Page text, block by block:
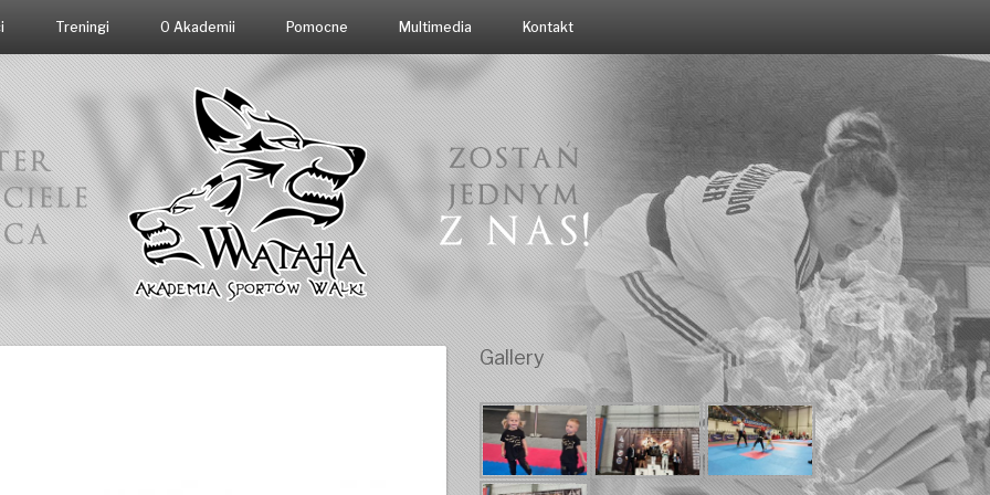
Treningi O Akademii Pomocne Multimedia Kontakt
Gallery